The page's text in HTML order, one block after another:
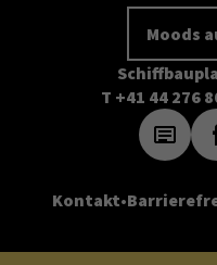
Moods
T +41 44 276
Kontakt